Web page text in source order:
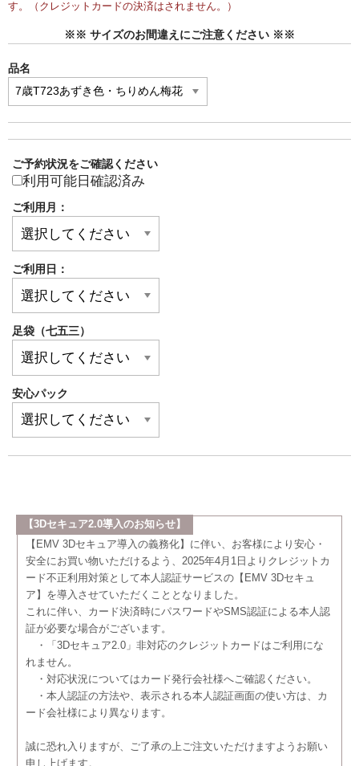
す。（クレジットカードの決済はされません。）
※※ サイズのお間違えにご注意ください ※※
品名
ご予約状況をご確認ください
利用可能日確認済み
ご利用月：
ご利用日：
足袋（七五三）
安心パック
【3Dセキュア2.0導入のお知らせ】
【EMV 3Dセキュア導入の義務化】に伴い、お客様により安心・
安全にお買い物いただけるよう、2025年4月1日よりクレジットカ
ード不正利用対策として本人認証サービスの【EMV 3Dセキュ
ア】を導入させていただくこととなりました。
これに伴い、カード決済時にパスワードやSMS認証による本人認
証が必要な場合がございます。
・「3Dセキュア2.0」非対応のクレジットカードはご利用にな
れません。
・対応状況についてはカード発行会社様へご確認ください。
・本人認証の方法や、表示される本人認証画面の使い方は、カ
ード会社様により異なります。
誠に恐れ入りますが、ご了承の上ご注文いただけますようお願い